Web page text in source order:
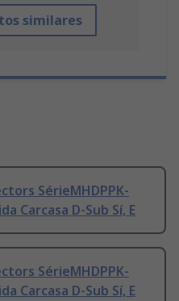
similares
SérieMHDPPK-
Carcasa D-Sub Sí, E
SérieMHDPPK-
Carcasa D-Sub Sí, E